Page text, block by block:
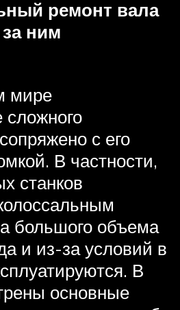
ремонт вала
ним
мире
сложного
с его
В частности,
станков
большого объема
и из-за условий в
В
основные